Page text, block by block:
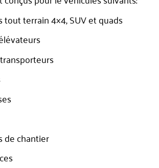
tout terrain 4×4, SUV et quads
de chantier